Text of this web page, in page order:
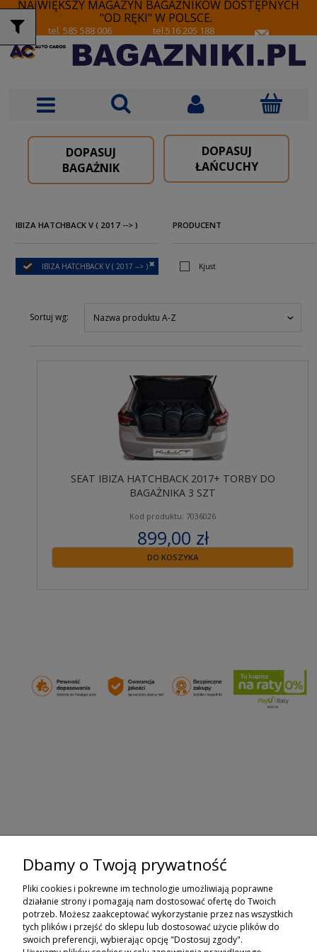
NAJWIĘKSZY MAGAZYN BAGAŻNIKÓW DOSTĘPNYCH
"OD RĘKI" W POLSCE.
tel. 585 588 006 tel.516 205 188
DOPASUJ
BAGAŻNIK
DOPASUJ
ŁAŃCUCHY
IBIZA HATCHBACK V ( 2017 --> )
IBIZA HATCHBACK V ( 2017 --> )
PRODUCENT
Kjust
Sortuj wg: Nazwa produktu A-Z
SEAT IBIZA HATCHBACK 2017+ TORBY DO
BAGAŻNIKA 3 SZT
Kod produktu: 7036026
899,00 zł
zawiera 23% VAT
DO KOSZYKA
ZAPISZ SIĘ DO NEWSLETTERA
ZAPISZ SIĘ
ZAKUPY
Dbamy o Twoją prywatność
Pliki cookies i pokrewne im technologie umożliwiają poprawne
działanie strony i pomagają nam dostosować ofertę do Twoich
potrzeb. Możesz zaakceptować wykorzystanie przez nas wszystkich
tych plików i przejść do sklepu lub dostosować użycie plików do
swoich preferencji, wybierając opcję "Dostosuj zgody".